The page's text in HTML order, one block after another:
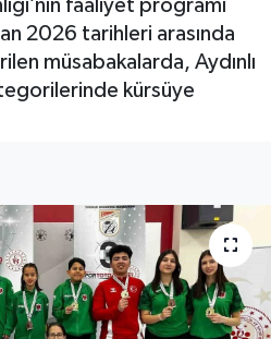
faaliyet programı
2026 tarihleri arasında
müsabakalarda, Aydınlı
kürsüye